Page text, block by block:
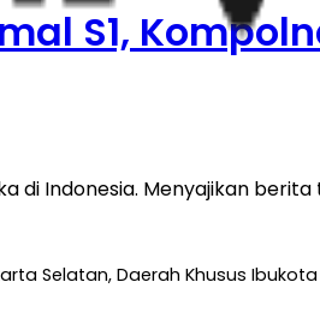
S1,
di Indonesia. Menyajikan
Selatan, Daerah Khusus Ibukota